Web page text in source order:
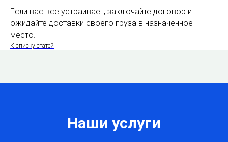
Если вас все устраивает, заключайте договор и
ожидайте доставки своего груза в назначенное
место.
К списку статей
Наши услуги